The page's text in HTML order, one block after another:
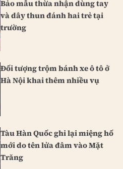
Bảo mẫu thừa nhận dùng tay
và dây thun đánh hai trẻ tại
trường
Đối tượng trộm bánh xe ô tô ở
Hà Nội khai thêm nhiều vụ
Tàu Hàn Quốc ghi lại miệng hố
mới do tên lửa đâm vào Mặt
Trăng